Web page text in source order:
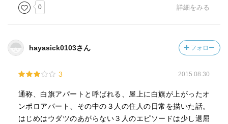
0 詳細をみる
hayasick0103さん フォロー
3 2015.08.30
通称、白旗アパートと呼ばれる、屋上に白旗が上がったオ
ンポロアパート、その中の３人の住人の日常を描いた話。
はじめはウダツのあがらない３人のエピソードは少し退屈